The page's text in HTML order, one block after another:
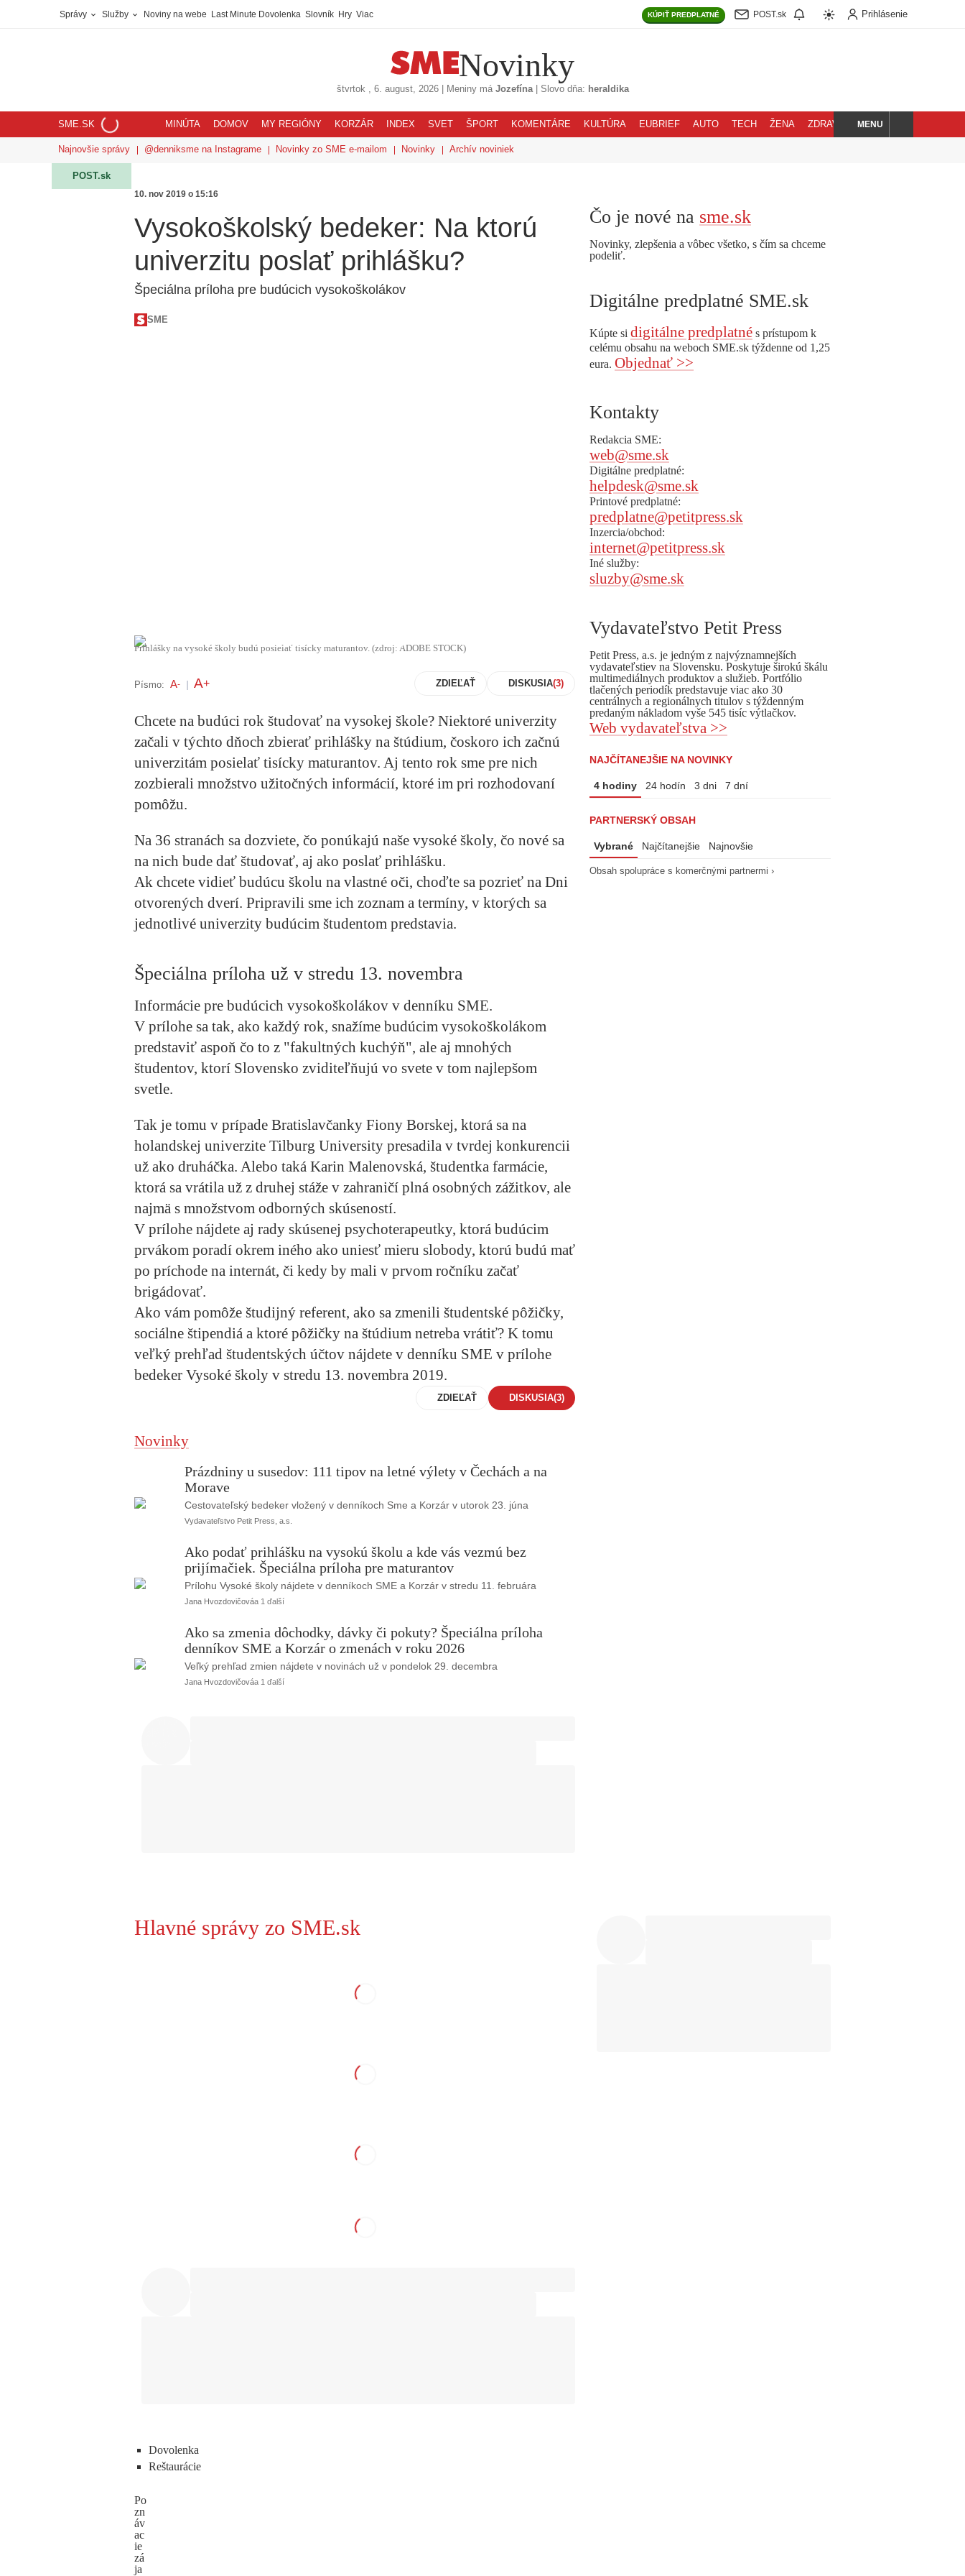
Správy Služby Noviny na webe Last Minute Dovolenka Slovník Hry Viac KÚPIŤ PREDPLATNÉ POST.sk Prihlásenie
Novinky
štvrtok , 6. august, 2026| Meniny má Jozefína| Slovo dňa: heraldika
SME.SK MINÚTA DOMOV MY REGIÓNY KORZÁR INDEX SVET ŠPORT KOMENTÁRE KULTÚRA EUBRIEF AUTO TECH ŽENA ZDRAVIE BLOG
HĽADAJMENU
Najnovšie správy @denniksme na Instagrame Novinky zo SME e-mailom Novinky Archív noviniek
POST.sk
10. nov 2019 o 15:16
Vysokoškolský bedeker: Na ktorú
univerzitu poslať prihlášku?
Špeciálna príloha pre budúcich vysokoškolákov
SME
Prihlášky na vysoké školy budú posielať tisícky maturantov. (zdroj: ADOBE STOCK)
Písmo: A- A+ ZDIEĽAŤ DISKUSIA
Chcete na budúci rok študovať na vysokej škole? Niektoré univerzity
začali v týchto dňoch zbierať prihlášky na štúdium, čoskoro ich začnú
univerzitám posielať tisícky maturantov. Aj tento rok sme pre nich
zozbierali množstvo užitočných informácií, ktoré im pri rozhodovaní
pomôžu.
Na 36 stranách sa dozviete, čo ponúkajú naše vysoké školy, čo nové sa
na nich bude dať študovať, aj ako poslať prihlášku.
Ak chcete vidieť budúcu školu na vlastné oči, choďte sa pozrieť na Dni
otvorených dverí. Pripravili sme ich zoznam a termíny, v ktorých sa
jednotlivé univerzity budúcim študentom predstavia.
Špeciálna príloha už v stredu 13. novembra
Informácie pre budúcich vysokoškolákov v denníku SME.
V prílohe sa tak, ako každý rok, snažíme budúcim vysokoškolákom
predstaviť aspoň čo to z "fakultných kuchýň", ale aj mnohých
študentov, ktorí Slovensko zviditeľňujú vo svete v tom najlepšom
svetle.
Tak je tomu v prípade Bratislavčanky Fiony Borskej, ktorá sa na
holandskej univerzite Tilburg University presadila v tvrdej konkurencii
už ako druháčka. Alebo taká Karin Malenovská, študentka farmácie,
ktorá sa vrátila už z druhej stáže v zahraničí plná osobných zážitkov, ale
najmä s množstvom odborných skúseností.
V prílohe nájdete aj rady skúsenej psychoterapeutky, ktorá budúcim
prvákom poradí okrem iného ako uniesť mieru slobody, ktorú budú mať
po príchode na internát, či kedy by mali v prvom ročníku začať
brigádovať.
Ako vám pomôže študijný referent, ako sa zmenili študentské pôžičky,
sociálne štipendiá a ktoré pôžičky na štúdium netreba vrátiť? K tomu
veľký prehľad študentských účtov nájdete v denníku SME v prílohe
bedeker Vysoké školy v stredu 13. novembra 2019.
ZDIEĽAŤ DISKUSIA(3)
Novinky
Prázdniny u susedov: 111 tipov na letné výlety v Čechách a na
Morave
Cestovateľský bedeker vložený v denníkoch Sme a Korzár v utorok 23. júna
Vydavateľstvo Petit Press, a.s.
Ako podať prihlášku na vysokú školu a kde vás vezmú bez
prijímačiek. Špeciálna príloha pre maturantov
Prílohu Vysoké školy nájdete v denníkoch SME a Korzár v stredu 11. februára
Jana Hvozdovičováa 1 ďalší
Ako sa zmenia dôchodky, dávky či pokuty? Špeciálna príloha
denníkov SME a Korzár o zmenách v roku 2026
Veľký prehľad zmien nájdete v novinách už v pondelok 29. decembra
Jana Hvozdovičováa 1 ďalší
Čo je nové na sme.sk
Novinky, zlepšenia a vôbec všetko, s čím sa chceme
podeliť.
Digitálne predplatné SME.sk
Kúpte si digitálne predplatné s prístupom k
celému obsahu na weboch SME.sk týždenne od 1,25
eura. Objednať >>
Kontakty
Redakcia SME:
web@sme.sk
Digitálne predplatné:
helpdesk@sme.sk
Printové predplatné:
predplatne@petitpress.sk
Inzercia/obchod:
internet@petitpress.sk
Iné služby:
sluzby@sme.sk
Vydavateľstvo Petit Press
Petit Press, a.s. je jedným z najvýznamnejších
vydavateľstiev na Slovensku. Poskytuje širokú škálu
multimediálnych produktov a služieb. Portfólio
tlačených periodík predstavuje viac ako 30
centrálnych a regionálnych titulov s týždenným
predaným nákladom vyše 545 tisíc výtlačkov.
Web vydavateľstva >>
NAJČÍTANEJŠIE NA NOVINKY
4 hodiny 24 hodín 3 dni 7 dní
PARTNERSKÝ OBSAH
Vybrané Najčítanejšie Najnovšie
Obsah spolupráce s komerčnými partnermi ›
Hlavné správy zo SME.sk
Dovolenka
Reštaurácie
Po
zn
áv
ac
ie
zá
ja